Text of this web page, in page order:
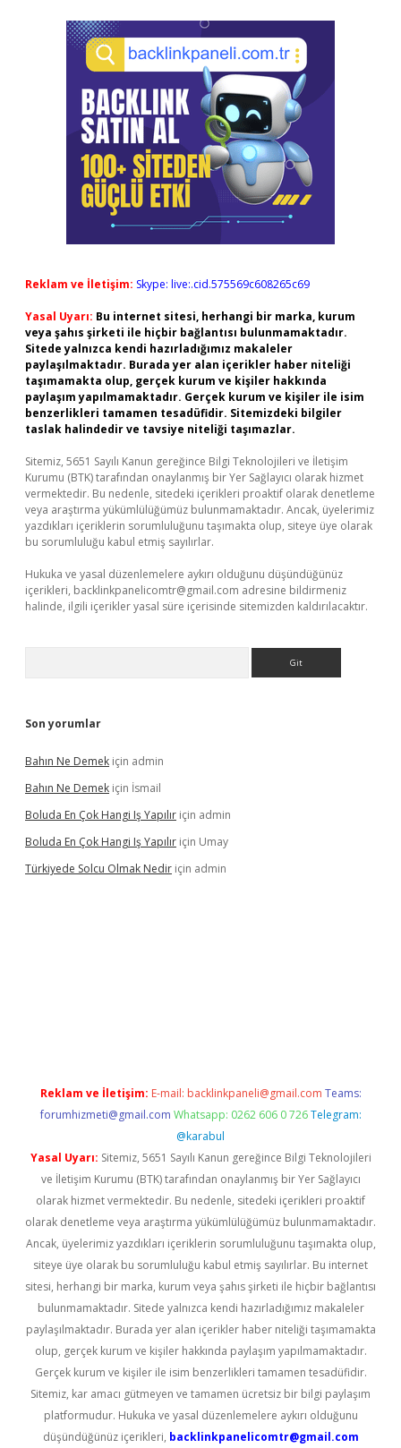
Reklam ve İletişim: Skype: live:.cid.575569c608265c69
Yasal Uyarı: Bu internet sitesi, herhangi bir marka, kurum
veya şahıs şirketi ile hiçbir bağlantısı bulunmamaktadır.
Sitede yalnızca kendi hazırladığımız makaleler
paylaşılmaktadır. Burada yer alan içerikler haber niteliği
taşımamakta olup, gerçek kurum ve kişiler hakkında
paylaşım yapılmamaktadır. Gerçek kurum ve kişiler ile isim
benzerlikleri tamamen tesadüfidir. Sitemizdeki bilgiler
taslak halindedir ve tavsiye niteliği taşımazlar.
Sitemiz, 5651 Sayılı Kanun gereğince Bilgi Teknolojileri ve İletişim
Kurumu (BTK) tarafından onaylanmış bir Yer Sağlayıcı olarak hizmet
vermektedir. Bu nedenle, sitedeki içerikleri proaktif olarak denetleme
veya araştırma yükümlülüğümüz bulunmamaktadır. Ancak, üyelerimiz
yazdıkları içeriklerin sorumluluğunu taşımakta olup, siteye üye olarak
bu sorumluluğu kabul etmiş sayılırlar.
Hukuka ve yasal düzenlemelere aykırı olduğunu düşündüğünüz
içerikleri, backlinkpanelicomtr@gmail.com adresine bildirmeniz
halinde, ilgili içerikler yasal süre içerisinde sitemizden kaldırılacaktır.
Son yorumlar
Bahın Ne Demek için admin
Bahın Ne Demek için İsmail
Boluda En Çok Hangi Iş Yapılır için admin
Boluda En Çok Hangi Iş Yapılır için Umay
Türkiyede Solcu Olmak Nedir için admin
Reklam ve İletişim: E-mail: backlinkpaneli@gmail.com Teams:
forumhizmeti@gmail.com Whatsapp: 0262 606 0 726 Telegram:
@karabul
Yasal Uyarı: Sitemiz, 5651 Sayılı Kanun gereğince Bilgi Teknolojileri
ve İletişim Kurumu (BTK) tarafından onaylanmış bir Yer Sağlayıcı
olarak hizmet vermektedir. Bu nedenle, sitedeki içerikleri proaktif
olarak denetleme veya araştırma yükümlülüğümüz bulunmamaktadır.
Ancak, üyelerimiz yazdıkları içeriklerin sorumluluğunu taşımakta olup,
siteye üye olarak bu sorumluluğu kabul etmiş sayılırlar. Bu internet
sitesi, herhangi bir marka, kurum veya şahıs şirketi ile hiçbir bağlantısı
bulunmamaktadır. Sitede yalnızca kendi hazırladığımız makaleler
paylaşılmaktadır. Burada yer alan içerikler haber niteliği taşımamakta
olup, gerçek kurum ve kişiler hakkında paylaşım yapılmamaktadır.
Gerçek kurum ve kişiler ile isim benzerlikleri tamamen tesadüfidir.
Sitemiz, kar amacı gütmeyen ve tamamen ücretsiz bir bilgi paylaşım
platformudur. Hukuka ve yasal düzenlemelere aykırı olduğunu
düşündüğünüz içerikleri, backlinkpanelicomtr@gmail.com